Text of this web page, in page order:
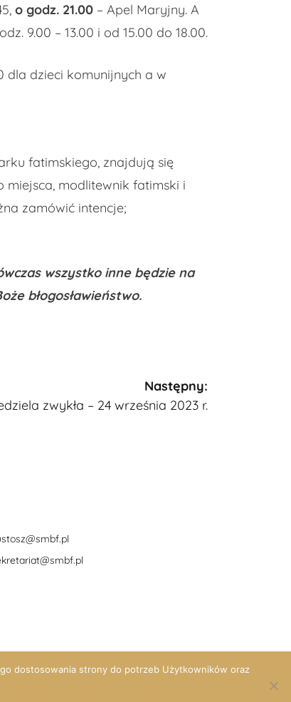
o godz. 21.00 – Apel Maryjny. A
9.00 – 13.00 i od 15.00 do 18.00.
dla dzieci komunijnych a w
fatimskiego, znajdują się
modlitewnik fatimski i
zamówić intencje;
wszystko inne będzie na
błogosławieństwo.
Następny:
zwykła – 24 września 2023 r.
dostosowania strony do potrzeb Użytkowników oraz